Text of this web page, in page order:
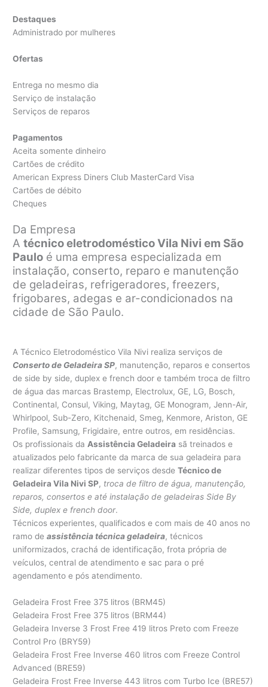
Destaques
Administrado por mulheres
Ofertas
Entrega no mesmo dia
Serviço de instalação
Serviços de reparos
Pagamentos
Aceita somente dinheiro
Cartões de crédito
American Express Diners Club MasterCard Visa
Cartões de débito
Cheques
Da Empresa
Atécnico eletrodoméstico Vila Nivi em São
Paulo é uma empresa especializada em
instalação, conserto, reparo e manutenção
de geladeiras, refrigeradores, freezers,
frigobares, adegas e ar-condicionados na
cidade de São Paulo.
A Técnico Eletrodoméstico Vila Nivi realiza serviços de
Conserto de Geladeira SP, manutenção, reparos e consertos
de side by side, duplex e french door e também troca de filtro
de água das marcas Brastemp, Electrolux, GE, LG, Bosch,
Continental, Consul, Viking, Maytag, GE Monogram, Jenn-Air,
Whirlpool, Sub-Zero, Kitchenaid, Smeg, Kenmore, Ariston, GE
Profile, Samsung, Frigidaire, entre outros, em residências.
Os profissionais daAssistência Geladeira sã treinados e
atualizados pelo fabricante da marca de sua geladeira para
realizar diferentes tipos de serviços desdeTécnico de
Geladeira Vila Nivi SP, troca de filtro de água, manutenção,
reparos, consertos e até instalação de geladeiras Side By
Side, duplex e french door.
Técnicos experientes, qualificados e com mais de 40 anos no
ramo deassistência técnica geladeira, técnicos
uniformizados, crachá de identificação, frota própria de
veículos, central de atendimento e sac para o pré
agendamento e pós atendimento.
Geladeira Frost Free 375 litros (BRM45)
Geladeira Frost Free 375 litros (BRM44)
Geladeira Inverse 3 Frost Free 419 litros Preto com Freeze
Control Pro (BRY59)
Geladeira Frost Free Inverse 460 litros com Freeze Control
Advanced (BRE59)
Geladeira Frost Free Inverse 443 litros com Turbo Ice (BRE57)